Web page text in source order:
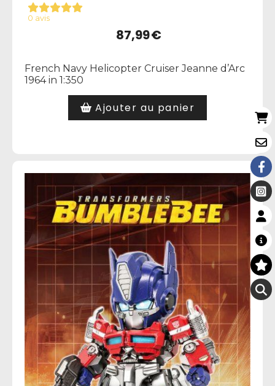
0 avis
87,99€
French Navy Helicopter Cruiser Jeanne d’Arc
1964 in 1:350
Ajouter au panier